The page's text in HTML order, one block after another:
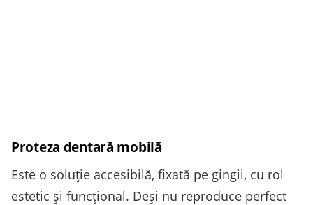
Proteza dentară mobilă
Este o soluție accesibilă, fixată pe gingii, cu rol
estetic și funcțional. Deși nu reproduce perfect